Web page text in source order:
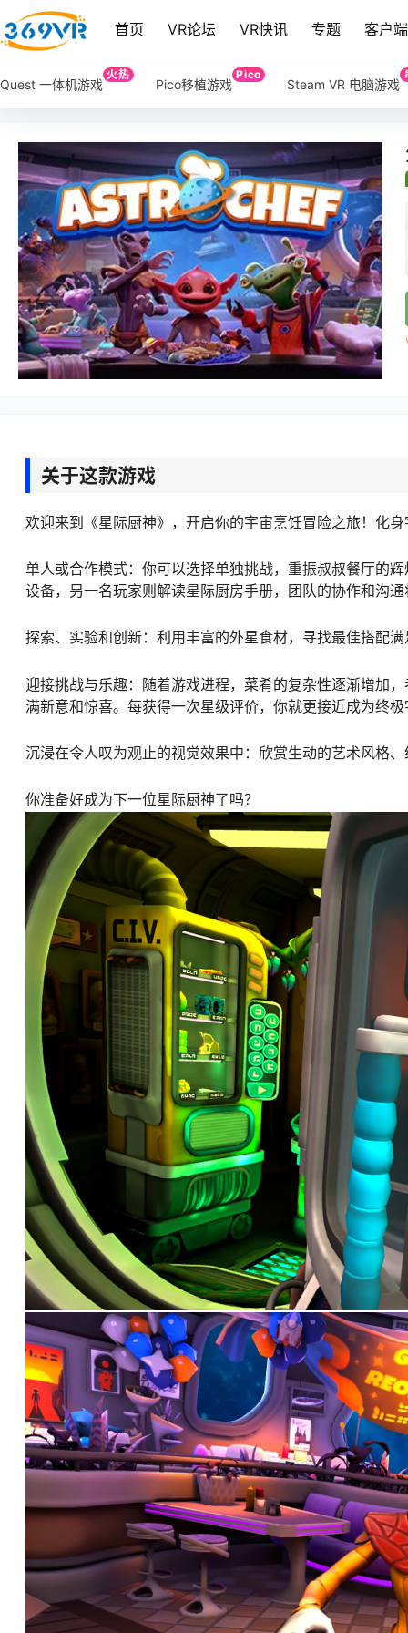
首页 VR论坛 VR快讯 专题 客户
Quest 一体机游戏
火热
Pico移植游戏
Pico
Steam VR 电脑游戏
关于这款游戏
欢迎来到《星际厨神》，开启你的宇宙烹饪冒险之旅！化
单人或合作模式：你可以选择单独挑战，重振叔叔餐厅的
设备，另一名玩家则解读星际厨房手册，团队的协作和沟
探索、实验和创新：利用丰富的外星食材，寻找最佳搭配
迎接挑战与乐趣：随着游戏进程，菜肴的复杂性逐渐增加
满新意和惊喜。每获得一次星级评价，你就更接近成为终
沉浸在令人叹为观止的视觉效果中：欣赏生动的艺术风格
你准备好成为下一位星际厨神了吗？